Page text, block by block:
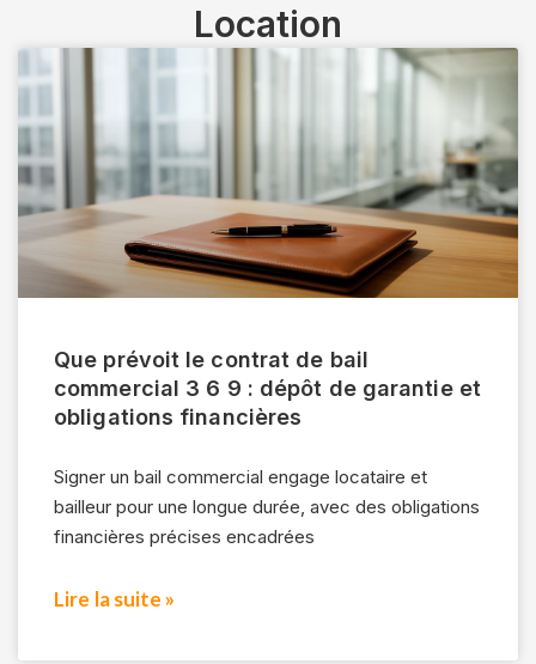
Location
Que prévoit le contrat de bail
commercial 3 6 9 : dépôt de garantie et
obligations financières
Signer un bail commercial engage locataire et
bailleur pour une longue durée, avec des obligations
financières précises encadrées
Lire la suite »